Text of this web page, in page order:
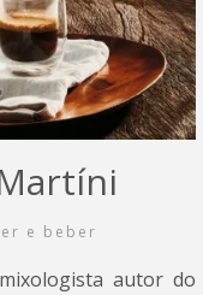
e beber
autor do